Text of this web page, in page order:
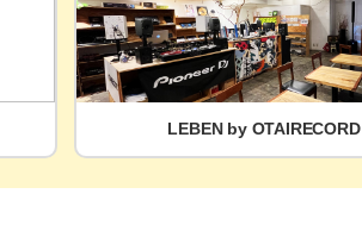
LEBEN by OTAIRECORD